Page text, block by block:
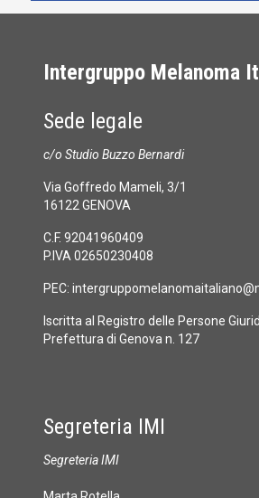
Intergruppo Melanoma
Sede legale
c/o Studio Buzzo Bernardi
Via Goffredo Mameli, 3/1
16122 GENOVA
C.F. 92041960409
P.IVA 02650230408
PEC:
Iscritta al Registro delle Persone
Prefettura di Genova n. 127
Segreteria IMI
Segreteria IMI